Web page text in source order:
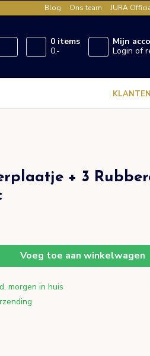
Blog Ons team JURA
0 items
0,-
Mijn
Login of
+ 3
Voeg toe aan winkelwagen
morgen in huis